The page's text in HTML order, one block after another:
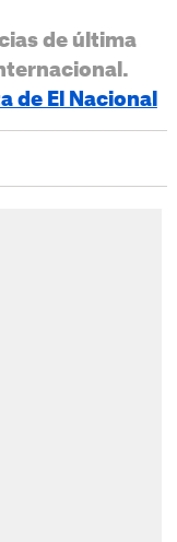
de última
de El Nacional